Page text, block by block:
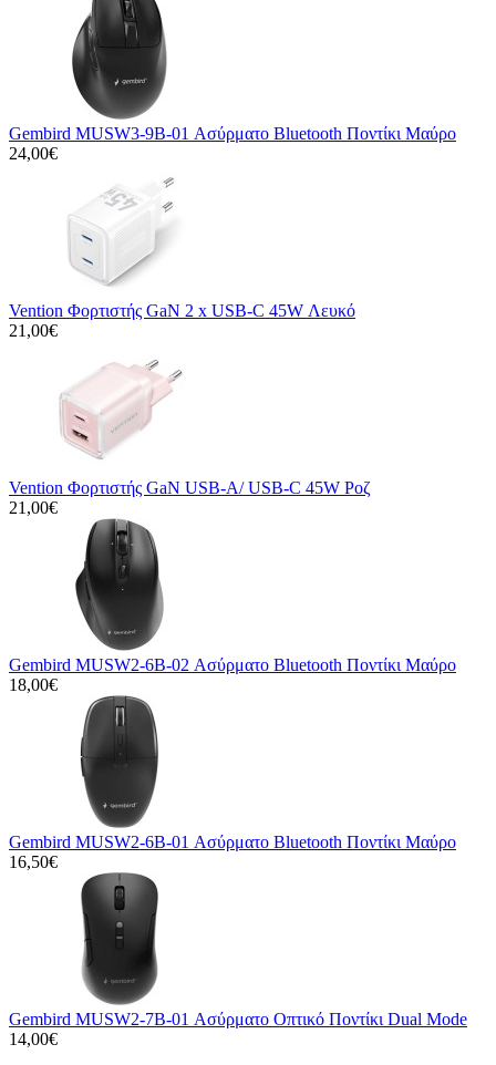
Gembird MUSW3-9B-01 Ασύρματο Bluetooth Ποντίκι Μαύρο
24,00€
Vention Φορτιστής GaN 2 x USB-C 45W Λευκό
21,00€
Vention Φορτιστής GaN USB-A/ USB-C 45W Ροζ
21,00€
Gembird MUSW2-6B-02 Ασύρματο Bluetooth Ποντίκι Μαύρο
18,00€
Gembird MUSW2-6B-01 Ασύρματο Bluetooth Ποντίκι Μαύρο
16,50€
Gembird MUSW2-7B-01 Ασύρματο Οπτικό Ποντίκι Dual Mode
14,00€